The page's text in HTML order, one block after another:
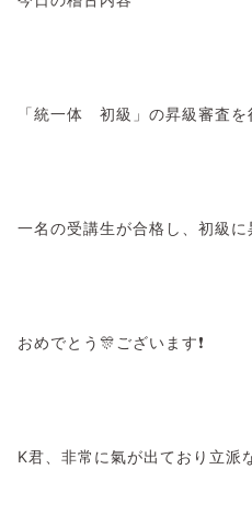
「統一体 初級」の昇級審査を
一名の受講生が合格し、初級に
おめでとう🎊ございます❗
K君、非常に氣が出ており立派